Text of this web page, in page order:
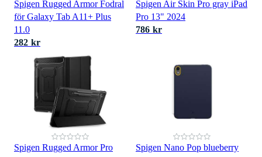
Spigen Rugged Armor Fodral
för Galaxy Tab A11+ Plus
11.0
282 kr
Spigen Air Skin Pro gray iPad
Pro 13" 2024
786 kr
Spigen Rugged Armor Pro
Spigen Nano Pop blueberry